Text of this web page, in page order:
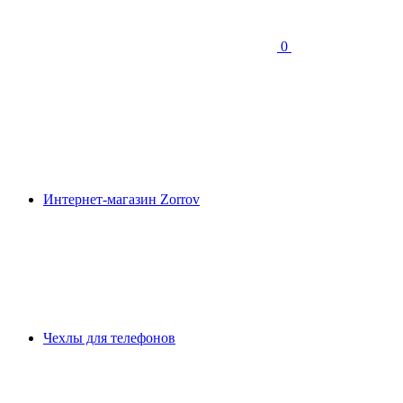
0
Интернет-магазин Zorrov
Чехлы для телефонов